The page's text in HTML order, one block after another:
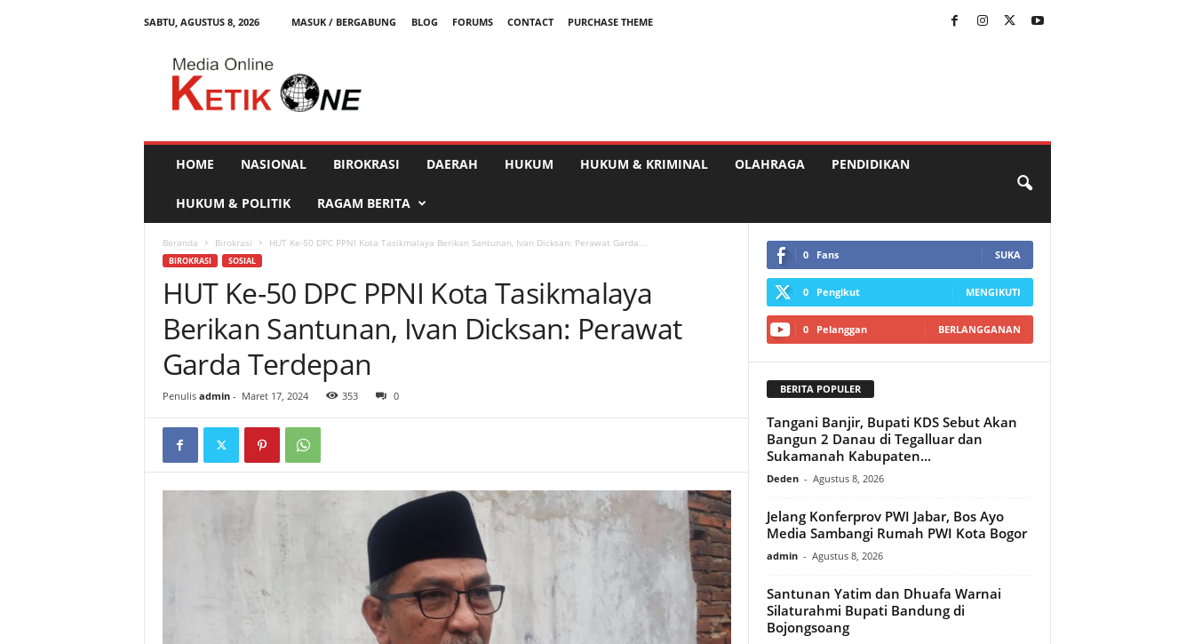
SABTU, AGUSTUS 8, 2026 MASUK / BERGABUNG BLOG FORUMS CONTACT
PURCHASE THEME
HOME NASIONAL BIROKRASI DAERAH HUKUM HUKUM & KRIMINAL OLAHRAGA PENDIDIKAN
HUKUM & POLITIK RAGAM BERITA
Beranda Birokrasi HUT Ke-50 DPC PPNI Kota Tasikmalaya Berikan Santunan, Ivan Dicksan: Perawat Garda...
BIROKRASI SOSIAL
HUT Ke-50 DPC PPNI Kota Tasikmalaya
Berikan Santunan, Ivan Dicksan: Perawat
Garda Terdepan
Penulis admin- Maret 17, 2024 353 0
0 Fans SUKA
0 Pengikut MENGIKUTI
0 Pelanggan BERLANGGANAN
BERITA POPULER
Tangani Banjir, Bupati KDS Sebut Akan
Bangun 2 Danau di Tegalluar dan
Sukamanah Kabupaten...
Deden - Agustus 8, 2026
Jelang Konferprov PWI Jabar, Bos Ayo
Media Sambangi Rumah PWI Kota Bogor
admin - Agustus 8, 2026
Santunan Yatim dan Dhuafa Warnai
Silaturahmi Bupati Bandung di
Bojongsoang